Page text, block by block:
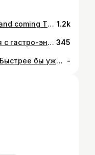
𝓐𝓼𝓼𝓸𝓻𝓽𝓲𝓮 𝓹𝓪𝓻𝓽𝔂 𝓪𝓽 𝓡𝓪𝓯𝓲 💫 The up and coming TLV collective for music, food and nightlife is taking over @club.rafi. A wild night of sun orbiting with @klugman, @ijustsmile, @simple__symmetry, @hey__lola, @elyasorin & secret guests (Kickoff at 22:00). 23.5 | Thursday | 21+ | Free Admission Beit Romano · Derech Jaffa 9 · Tel Aviv 1.2k
7 и 8 июня мы объединяемся с гастро-энтузиасткой Майей Клугман, чтобы воссоздать хиты из мира глютеновых наслаждений, которые обычно можно попробовать только в Тель-Авиве! в спешл меню входит: 🥯 маффин с луковыми кольцами во фритюре, с нежнейшим омлетом, соусом спайси васаби майо, двумя видами сыров: чеддером и моцареллой; 🥞 воздушные панкейки с куриными стрипсами, кленовым сиропом и соусом шрирача-майо (рекомендуют есть с двумя соусами и никак иначе) 🧈 на десерт подаем гонконгский френч тост: две мягкие бриоши с прослойкой из арахисовой пасты, утопающие в сгущенке и сливочном масле. охладиться в эти жаркие дни нашей коллаборации советуем гонконгским холодным чаем со сгущенкой и матчей-сорель со сбалансированной щавелевой кислинкой. без музыкальной части в вечер пятницы не обойдется, а ответственные за нее: Dasha Stish, Lina Zilber, Kachkovsky, Sonia Heifitz b2b Maya Klugman. ждем вас на старт коллаборации 7 июня в 15:00, начало диджей-сетов в 22:00, вход свободный 🍴 📍Большой Трёхсвятительский пер., 2/1с1 (вход с малого) 345
Moscow, Summer ‘24 on films Быстрее бы уже лето ‘25 -